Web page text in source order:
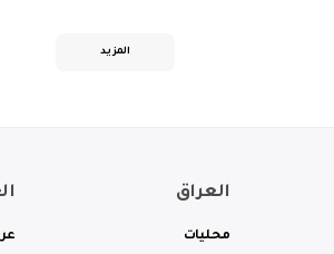
المزيد
العراق
محليات